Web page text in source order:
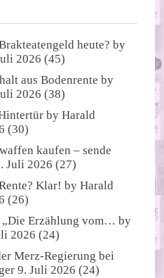
heute? by
2026 (45)
aus Bodenrente by
2026 (38)
byHarald
(30)
kaufen – sende
Juli 2026 (27)
Klar! byHarald
(26)
„Die Erzählung vom… by
2026 (24)
Merz-Regierung bei
9. Juli 2026 (24)